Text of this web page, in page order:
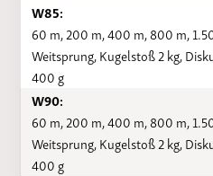
W85:
60 m, 200 m, 400 m, 800 m,
Weitsprung, Kugelstoß 2 kg,
400 g
W90:
60 m, 200 m, 400 m, 800 m,
Weitsprung, Kugelstoß 2 kg,
400 g